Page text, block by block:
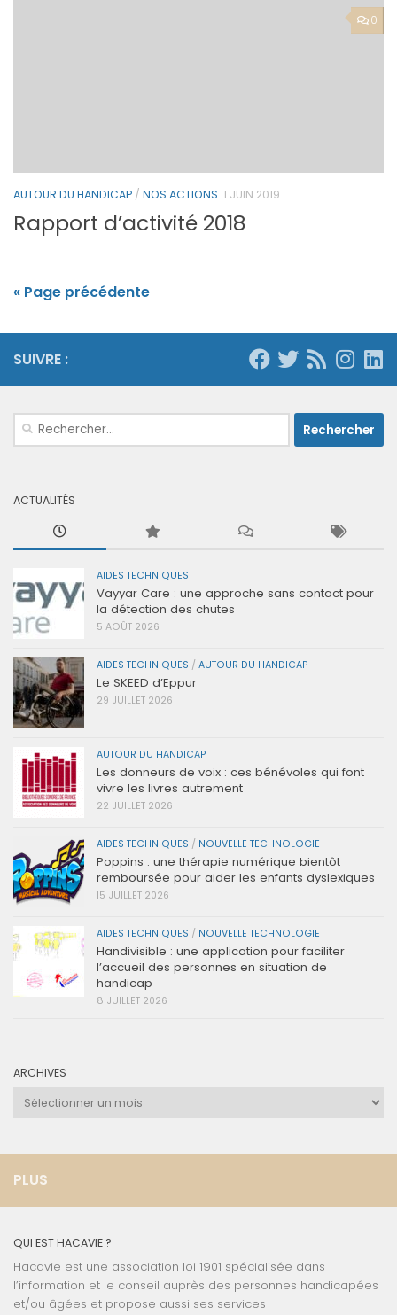
0
AUTOUR DU HANDICAP / NOS ACTIONS 1 JUIN 2019
Rapport d’activité 2018
« Page précédente
SUIVRE :
Rechercher :
ACTUALITÉS
AIDES TECHNIQUES
Vayyar Care : une approche sans contact pour
la détection des chutes
5 AOÛT 2026
AIDES TECHNIQUES / AUTOUR DU HANDICAP
Le SKEED d’Eppur
29 JUILLET 2026
AUTOUR DU HANDICAP
Les donneurs de voix : ces bénévoles qui font
vivre les livres autrement
22 JUILLET 2026
AIDES TECHNIQUES / NOUVELLE TECHNOLOGIE
Poppins : une thérapie numérique bientôt
remboursée pour aider les enfants dyslexiques
15 JUILLET 2026
AIDES TECHNIQUES / NOUVELLE TECHNOLOGIE
Handivisible : une application pour faciliter
l’accueil des personnes en situation de
handicap
8 JUILLET 2026
ARCHIVES
Archives
PLUS
QUI EST HACAVIE ?
Hacavie est une association loi 1901 spécialisée dans
l’information et le conseil auprès des personnes handicapées
et/ou âgées et propose aussi ses services